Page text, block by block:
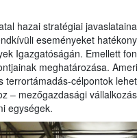
hazai stratégiai
eseményeket
Igazgatóságán. Emellett
meghatározása.
terrortámadás-célpontok
– mezőgazdasági
egységek.